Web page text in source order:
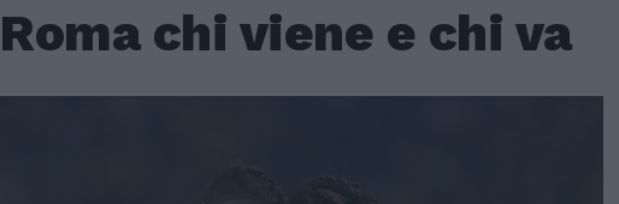
Roma chi viene e chi va